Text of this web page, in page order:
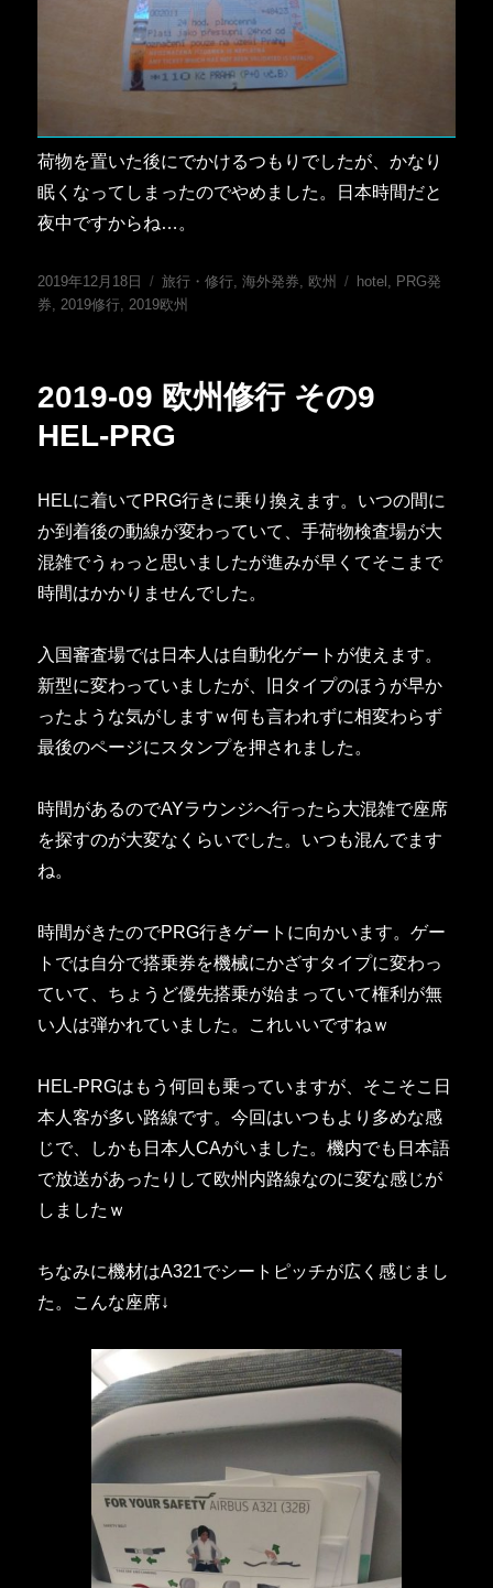
荷物を置いた後にでかけるつもりでしたが、かなり
眠くなってしまったのでやめました。日本時間だと
夜中ですからね…。
投
稿
2019年12月18日
カ
テ
旅行・修行,海外発券, 欧州
タ
hotel , PRG発
券,2019修行,2019欧州
2019-09 欧州修行 その9
HEL-PRG
HELに着いてPRG行きに乗り換えます。いつの間に
か到着後の動線が変わっていて、手荷物検査場が大
混雑でうゎっと思いましたが進みが早くてそこまで
時間はかかりませんでした。
入国審査場では日本人は自動化ゲートが使えます。
新型に変わっていましたが、旧タイプのほうが早か
ったような気がしますｗ何も言われずに相変わらず
最後のページにスタンプを押されました。
時間があるのでAYラウンジへ行ったら大混雑で座席
を探すのが大変なくらいでした。いつも混んでます
ね。
時間がきたのでPRG行きゲートに向かいます。ゲー
トでは自分で搭乗券を機械にかざすタイプに変わっ
ていて、ちょうど優先搭乗が始まっていて権利が無
い人は弾かれていました。これいいですねｗ
HEL-PRGはもう何回も乗っていますが、そこそこ日
本人客が多い路線です。今回はいつもより多めな感
じで、しかも日本人CAがいました。機内でも日本語
で放送があったりして欧州内路線なのに変な感じが
しましたｗ
ちなみに機材はA321でシートピッチが広く感じまし
た。こんな座席↓